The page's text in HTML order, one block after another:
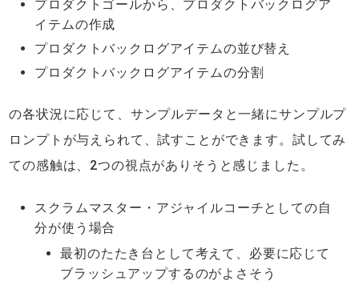
プロダクトゴールから、プロダクトバックログア
イテムの作成
プロダクトバックログアイテムの並び替え
プロダクトバックログアイテムの分割
の各状況に応じて、サンプルデータと一緒にサンプルプ
ロンプトが与えられて、試すことができます。試してみ
ての感触は、2つの視点がありそうと感じました。
スクラムマスター・アジャイルコーチとしての自
分が使う場合
最初のたたき台として考えて、必要に応じて
ブラッシュアップするのがよさそう